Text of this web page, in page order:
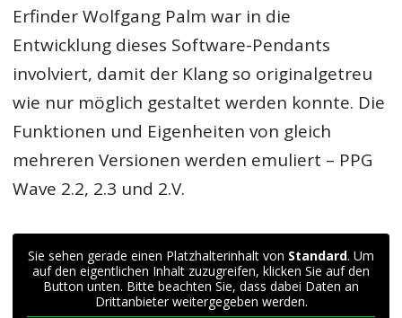
Erfinder Wolfgang Palm war in die
Entwicklung dieses Software-Pendants
involviert, damit der Klang so originalgetreu
wie nur möglich gestaltet werden konnte. Die
Funktionen und Eigenheiten von gleich
mehreren Versionen werden emuliert – PPG
Wave 2.2, 2.3 und 2.V.
Sie sehen gerade einen Platzhalterinhalt von Standard. Um
auf den eigentlichen Inhalt zuzugreifen, klicken Sie auf den
Button unten. Bitte beachten Sie, dass dabei Daten an
Drittanbieter weitergegeben werden.